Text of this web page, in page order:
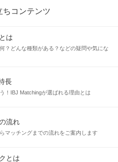
ちコンテンツ
は
？どんな種類がある？などの疑問や気にな
長
！IBJ Matchingが選ばれる理由とは
流れ
マッチングまでの流れをご案内します
とは